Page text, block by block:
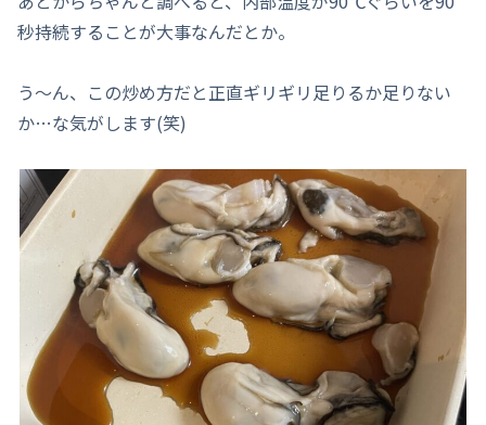
秒持続することが大事なんだとか。
う～ん、この炒め方だと正直ギリギリ足りるか足りない
か…な気がします(笑)